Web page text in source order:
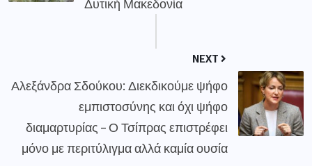
NEXT
Αλεξάνδρα Σδούκου: Διεκδικούμε ψήφο
εμπιστοσύνης και όχι ψήφο
διαμαρτυρίας – Ο Τσίπρας επιστρέφει
μόνο με περιτύλιγμα αλλά καμία ουσία